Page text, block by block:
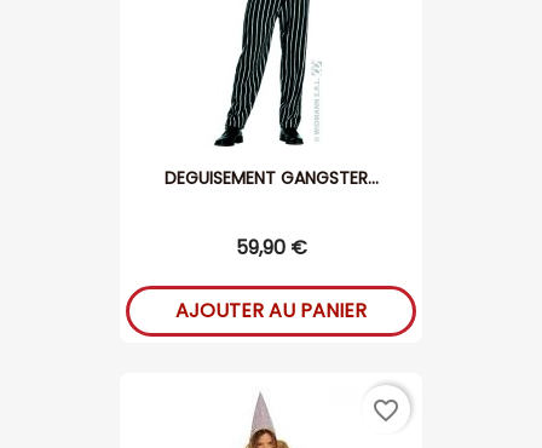
DEGUISEMENT GANGSTER...
59,90 €
AJOUTER AU PANIER
favorite_border